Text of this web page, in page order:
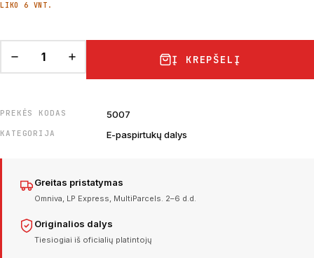
LIKO 6 VNT.
Į KREPŠELĮ
PREKĖS KODAS 5007
KATEGORIJA E-paspirtukų dalys
Greitas pristatymas
Omniva, LP Express, MultiParcels. 2–6 d.d.
Originalios dalys
Tiesiogiai iš oficialių platintojų